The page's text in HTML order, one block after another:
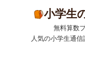
小学生
無料算数
人気の小学生通